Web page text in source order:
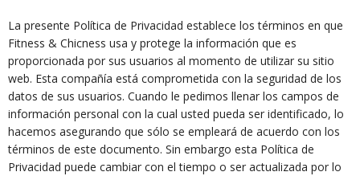
La presente Política de Privacidad establece los términos en que
Fitness & Chicness usa y protege la información que es
proporcionada por sus usuarios al momento de utilizar su sitio
web. Esta compañía está comprometida con la seguridad de los
datos de sus usuarios. Cuando le pedimos llenar los campos de
información personal con la cual usted pueda ser identificado, lo
hacemos asegurando que sólo se empleará de acuerdo con los
términos de este documento. Sin embargo esta Política de
Privacidad puede cambiar con el tiempo o ser actualizada por lo